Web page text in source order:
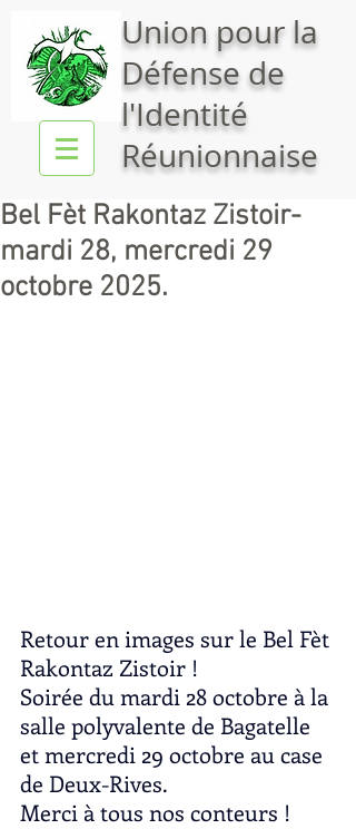
Union pour la
Défense de
l'Identité
Réunionnaise
Bel Fèt Rakontaz Zistoir-
mardi 28, mercredi 29
octobre 2025.
Retour en images sur le Bel Fèt
Rakontaz Zistoir !
Soirée du mardi 28 octobre à la
salle polyvalente de Bagatelle
et mercredi 29 octobre au case
de Deux-Rives.
Merci à tous nos conteurs !